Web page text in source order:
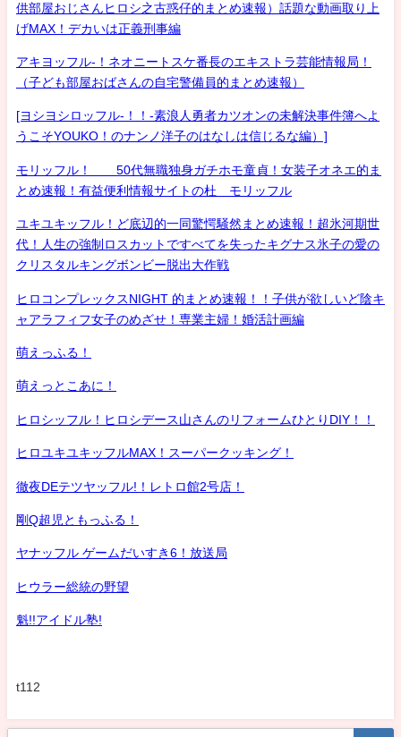
供部屋おじさんヒロシ之古惑仔的まとめ速報）話題な動画取り上
げMAX！デカいは正義刑事編
アキヨッフル-！ネオニートスケ番長のエキストラ芸能情報局！
（子ども部屋おばさんの自宅警備員的まとめ速報）
[ヨシヨシロッフル-！！-素浪人勇者カツオンの未解決事件簿へよ
うこそYOUKO！のナンノ洋子のはなしは信じるな編）]
モリッフル！ 50代無職独身ガチホモ童貞！女装子オネエ的ま
とめ速報！有益便利情報サイトの杜 モリッフル
ユキユキッフル！ど底辺的一同驚愕騒然まとめ速報！超氷河期世
代！人生の強制ロスカットですべてを失ったキグナス氷子の愛の
クリスタルキングボンビー脱出大作戦
ヒロコンプレックスNIGHT 的まとめ速報！！子供が欲しいど陰キ
ャアラフィフ女子のめざせ！専業主婦！婚活計画編
萌えっふる！
萌えっとこあに！
ヒロシッフル！ヒロシデース山さんのリフォームひとりDIY！！
ヒロユキユキッフルMAX！スーパークッキング！
徹夜DEテツヤッフル!！レトロ館2号店！
剛Q超児ともっふる！
ヤナッフル ゲームだいすき6！放送局
ヒウラー総統の野望
魁!!アイドル塾!
t112